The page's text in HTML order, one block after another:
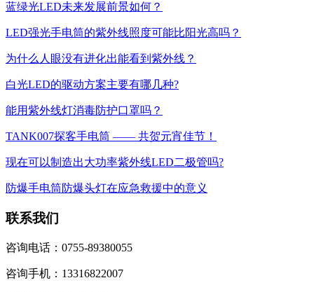
蓝绿光LED未来发展前景如何？
LED强光手电筒的紫外线照度可能比阳光高吗？
为什么人眼没有进化出能看到紫外线？
白光LED的驱动方案主要有哪几种?
能用紫外线灯消毒防护口罩吗？
TANK007探客手电筒 —— 共贺元宵佳节！
现在可以制造出大功率紫外线LED二极管吗?
防爆手电筒防爆头灯在应急救援中的意义
联系我们
咨询电话：0755-89380055
咨询手机：13316822007